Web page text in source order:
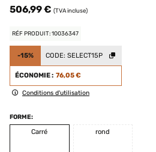
506,99 € (TVA incluse)
RÉF PRODUIT: 10036347
-15% CODE: SELECT15P
ÉCONOMIE : 76,05 €
Conditions d'utilisation
FORME:
Carré
rond